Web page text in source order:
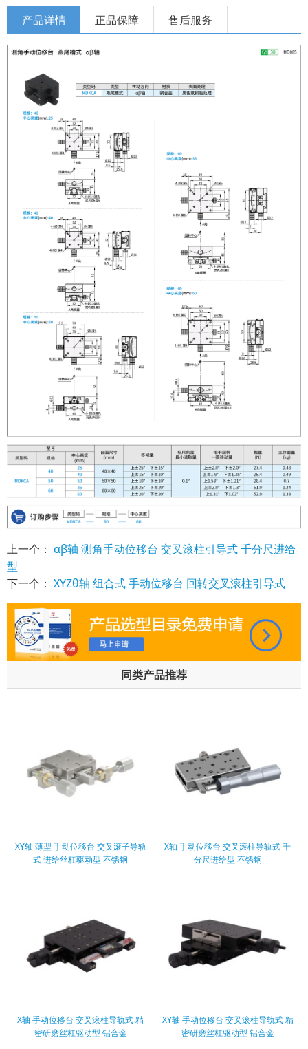
产品详情 正品保障 售后服务
上一个： αβ轴 测角手动位移台 交叉滚柱引导式 千分尺进给
型
下一个： XYZθ轴 组合式 手动位移台 回转交叉滚柱引导式
同类产品推荐
XY轴 薄型 手动位移台 交叉滚子导轨
式 进给丝杠驱动型 不锈钢
X轴 手动位移台 交叉滚柱导轨式 千
分尺进给型 不锈钢
X轴 手动位移台 交叉滚柱导轨式 精
密研磨丝杠驱动型 铝合金
XY轴 手动位移台 交叉滚柱导轨式 精
密研磨丝杠驱动型 铝合金